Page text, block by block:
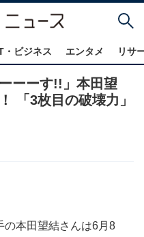
・ビジネス エンタメ リサ
ーーす!!」本田望
「3枚目の破壊力」
の本田望結さんは6月8